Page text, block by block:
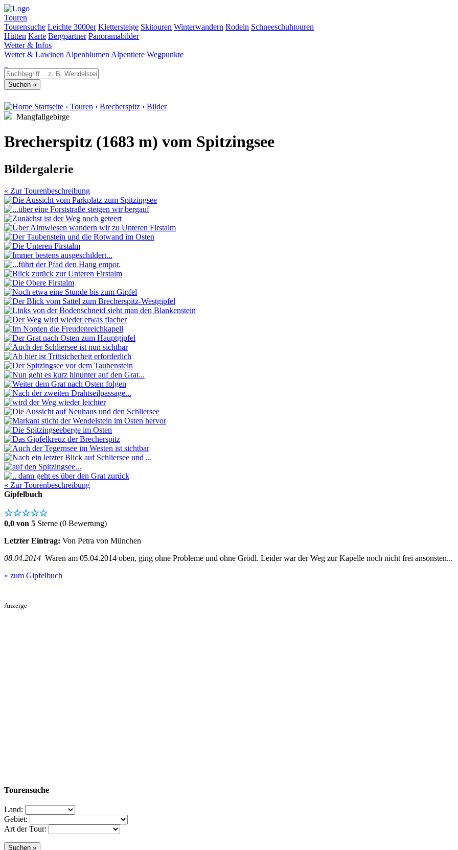
Touren
Tourensuche Leichte 3000er Klettersteige Skitouren Winterwandern Rodeln Schneeschuhtouren
Hütten Karte Bergpartner Panoramabilder
Wetter & Infos
Wetter & Lawinen Alpenblumen Alpentiere Wegpunkte
Startseite › Touren › Brecherspitz › Bilder
Mangfallgebirge
Brecherspitz (1683 m) vom Spitzingsee
Bildergalerie
« Zur Tourenbeschreibung
« Zur Tourenbeschreibung
Gipfelbuch
☆☆☆☆☆
0,0 von 5 Sterne (0 Bewertung)
Letzter Eintrag: Von Petra von München
08.04.2014 Waren am 05.04.2014 oben, ging ohne Probleme und ohne Grödl. Leider war der Weg zur Kapelle noch nicht frei ansonsten...
» zum Gipfelbuch
Anzeige
Tourensuche
Land:
Gebiet:
Art der Tour: